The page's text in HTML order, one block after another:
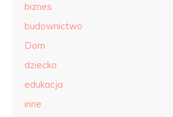
biznes
budownictwo
Dom
dziecko
edukacja
inne